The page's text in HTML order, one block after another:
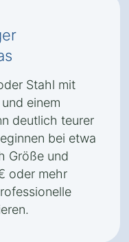
Stahl mit
einem
deutlich teurer
bei etwa
Größe und
oder mehr